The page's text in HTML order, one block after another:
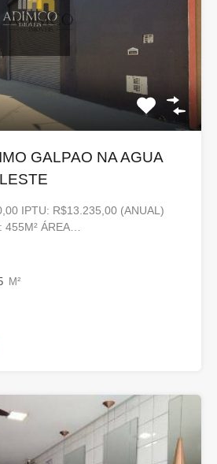
GALPAO NA AGUA
IPTU: R$13.235,00 (ANUAL)
455M² ÁREA…
M²